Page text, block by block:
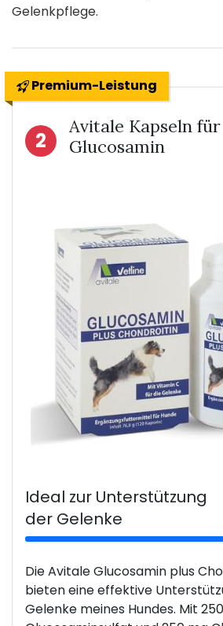
Gelenkpflege.
Premium-Leistung
2
Avitale Kapseln
Glucosamin
Ideal zur Unterstützung
der Gelenke
Die Avitale Glucosamin plus
bieten eine effektive
Gelenke meines Hundes. Mit